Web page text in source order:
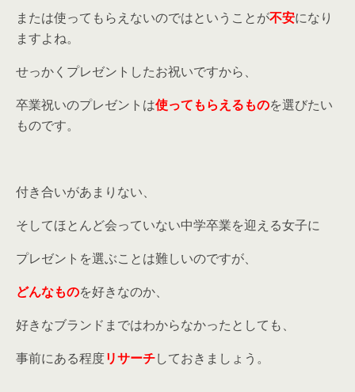
または使ってもらえないのではということが不安になり
ますよね。
せっかくプレゼントしたお祝いですから、
卒業祝いのプレゼントは使ってもらえるものを選びたい
ものです。
付き合いがあまりない、
そしてほとんど会っていない中学卒業を迎える女子に
プレゼントを選ぶことは難しいのですが、
どんなものを好きなのか、
好きなブランドまではわからなかったとしても、
事前にある程度リサーチしておきましょう。